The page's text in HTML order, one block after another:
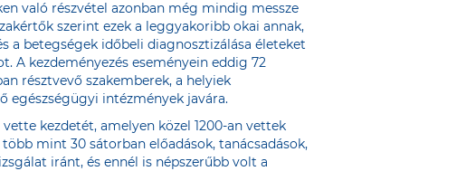
való részvétel azonban még mindig messze
szerint ezek a leggyakoribb okai annak,
a betegségek időbeli diagnosztizálása életeket
A kezdeményezés eseményein eddig 72
résztvevő szakemberek, a helyiek
intézmények javára.
kezdetét, amelyen közel 1200-an vettek
mint 30 sátorban előadások, tanácsadások,
iránt, és ennél is népszerűbb volt a